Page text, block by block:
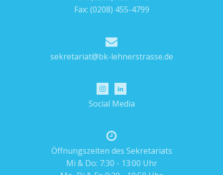
Fax: (0208) 455-4799
sekretariat@bk-lehnerstrasse.de
Social Media
Öffnungszeiten des Sekretariats
Mi & Do: 7:30 - 13:00 Uhr